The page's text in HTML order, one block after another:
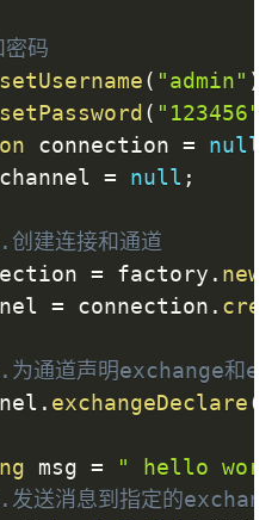
码
setUsername( "admin" )
setPassword ( "123456"
connection = null
= null ;
建连接和通道
= factory .
= connection .
通道声明exchange和
. exchangeDeclare(
msg =
" hello
送消息到指定的